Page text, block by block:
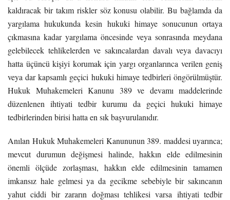
kaldıracak bir takım riskler söz konusu olabilir. Bu bağlamda da
yargılama hukukunda kesin hukuki himaye sonucunun ortaya
çıkmasına kadar yargılama öncesinde veya sonrasında meydana
gelebilecek tehlikelerden ve sakıncalardan davalı veya davacıyı
hatta üçüncü kişiyi korumak için yargı organlarınca verilen geniş
veya dar kapsamlı geçici hukuki himaye tedbirleri öngörülmüştür.
Hukuk Muhakemeleri Kanunu 389 ve devamı maddelerinde
düzenlenen ihtiyati tedbir kurumu da geçici hukuki himaye
tedbirlerinden birisi hatta en sık başvurulanıdır.
Anılan Hukuk Muhakemeleri Kanununun 389. maddesi uyarınca;
mevcut durumun değişmesi halinde, hakkın elde edilmesinin
önemli ölçüde zorlaşması, hakkın elde edilmesinin tamamen
imkansız hale gelmesi ya da gecikme sebebiyle bir sakıncanın
yahut ciddi bir zararın doğması tehlikesi varsa ihtiyati tedbir